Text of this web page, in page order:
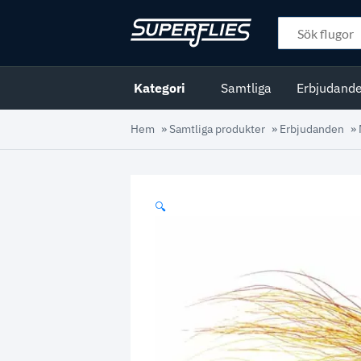
Kategori Samtliga
Hem »Samtliga produkter » Erbjudanden »
🔍